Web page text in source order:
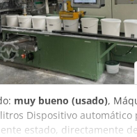
muy bueno (usado),
Dispositivo
estado, directamente